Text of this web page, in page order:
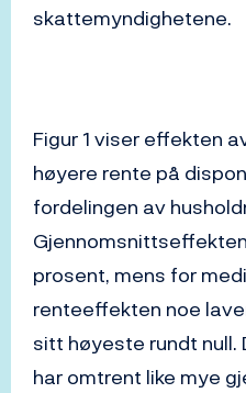
skattemyndighetene.
Figur 1 viser effekten
høyere rente på
fordelingen av
prosent, mens for
renteeffekten noe
sitt høyeste rundt null.
har omtrent like mye